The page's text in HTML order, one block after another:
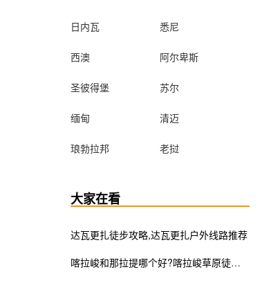
日内瓦 悉尼
西澳 阿尔卑斯
圣彼得堡 苏尔
缅甸 清迈
琅勃拉邦 老挝
大家在看
达瓦更扎徒步攻略,达瓦更扎户外线路推荐
喀拉峻和那拉提哪个好?喀拉峻草原徒步攻略